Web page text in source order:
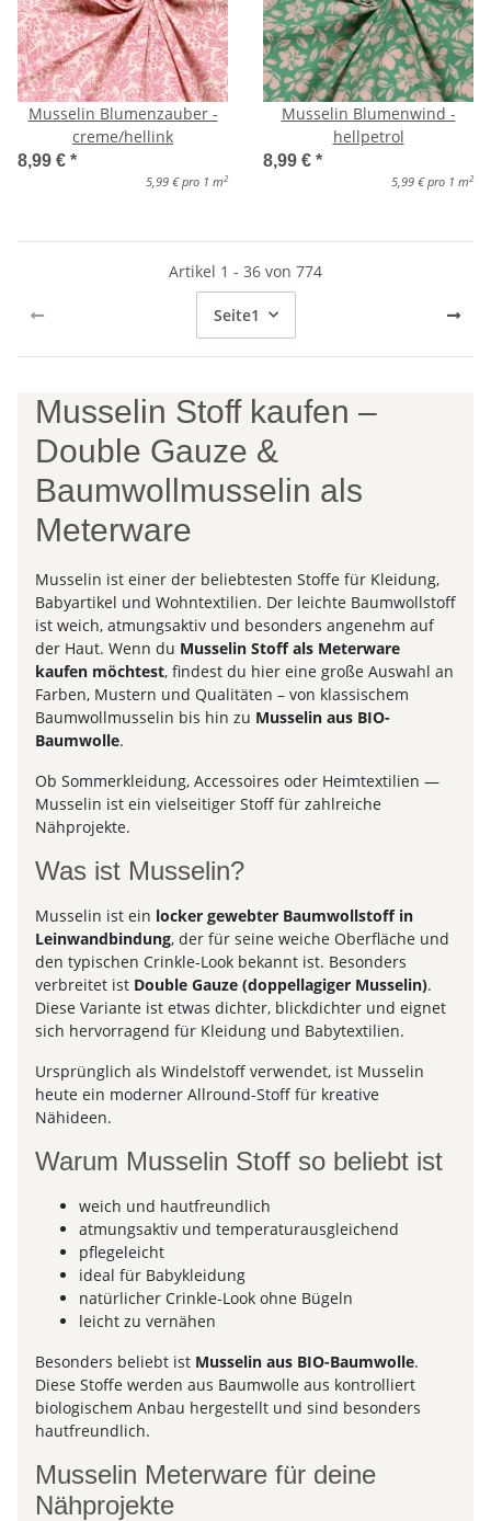
Musselin Blumenzauber -
creme/hellink
8,99 € *
5,99 € pro 1 m 2
Musselin Blumenwind -
hellpetrol
8,99 € *
5,99 € pro 1 m 2
Artikel 1 - 36 von 774
Seite1
Musselin Stoff kaufen –
Double Gauze &
Baumwollmusselin als
Meterware
Musselin ist einer der beliebtesten Stoffe für Kleidung,
Babyartikel und Wohntextilien. Der leichte Baumwollstoff
ist weich, atmungsaktiv und besonders angenehm auf
der Haut. Wenn du Musselin Stoff als Meterware
kaufen möchtest, findest du hier eine große Auswahl an
Farben, Mustern und Qualitäten – von klassischem
Baumwollmusselin bis hin zu Musselin aus BIO-
Baumwolle.
Ob Sommerkleidung, Accessoires oder Heimtextilien —
Musselin ist ein vielseitiger Stoff für zahlreiche
Nähprojekte.
Was ist Musselin?
Musselin ist ein locker gewebter Baumwollstoff in
Leinwandbindung, der für seine weiche Oberfläche und
den typischen Crinkle-Look bekannt ist. Besonders
verbreitet ist Double Gauze (doppellagiger Musselin).
Diese Variante ist etwas dichter, blickdichter und eignet
sich hervorragend für Kleidung und Babytextilien.
Ursprünglich als Windelstoff verwendet, ist Musselin
heute ein moderner Allround-Stoff für kreative
Nähideen.
Warum Musselin Stoff so beliebt ist
weich und hautfreundlich
atmungsaktiv und temperaturausgleichend
pflegeleicht
ideal für Babykleidung
natürlicher Crinkle-Look ohne Bügeln
leicht zu vernähen
Besonders beliebt ist Musselin aus BIO-Baumwolle.
Diese Stoffe werden aus Baumwolle aus kontrolliert
biologischem Anbau hergestellt und sind besonders
hautfreundlich.
Musselin Meterware für deine
Nähprojekte